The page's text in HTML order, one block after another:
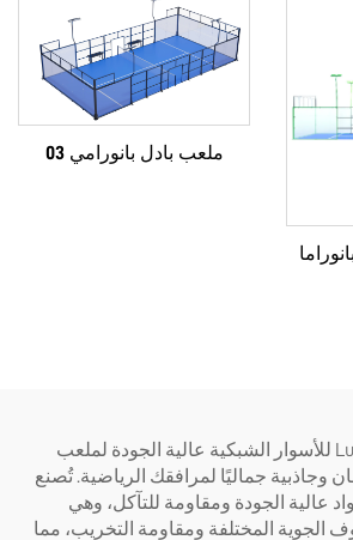
ملعب بادل بانورامي 03
تقدم مصنع Luckinpadel للأسوار الشبكية عالية الجودة لملعب
وجاذبية جماليًا لمرافقك الرياضية. تُصنع
عالية الجودة ومقاومة للتآكل، وهي
المختلفة ومقاومة التخريب، مما